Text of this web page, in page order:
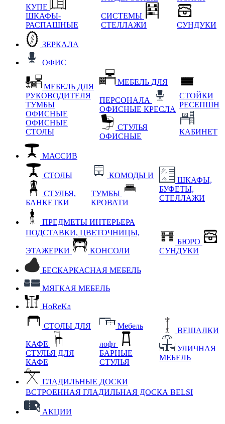
КУПЕ
ШКАФЫ-
РАСПАШНЫЕ
СИСТЕМЫ
СТЕЛЛАЖИ
СУНДУКИ
ЗЕРКАЛА
ОФИС
МЕБЕЛЬ ДЛЯ
РУКОВОДИТЕЛЯ
ТУМБЫ
ОФИСНЫЕ
ОФИСНЫЕ
СТОЛЫ
МЕБЕЛЬ ДЛЯ
ПЕРСОНАЛА
ОФИСНЫЕ КРЕСЛА
СТУЛЬЯ
ОФИСНЫЕ
СТОЙКИ
РЕСЕПШН
КАБИНЕТ
МАССИВ
СТОЛЫ
СТУЛЬЯ,
БАНКЕТКИ
КОМОДЫ И
ТУМБЫ
КРОВАТИ
ШКАФЫ,
БУФЕТЫ,
СТЕЛЛАЖИ
ПРЕДМЕТЫ ИНТЕРЬЕРА
ПОДСТАВКИ, ЦВЕТОЧНИЦЫ,
ЭТАЖЕРКИ КОНСОЛИ
БЮРО
СУНДУКИ
БЕСКАРКАСНАЯ МЕБЕЛЬ
МЯГКАЯ МЕБЕЛЬ
HoReKa
СТОЛЫ ДЛЯ
КАФЕ
СТУЛЬЯ ДЛЯ
КАФЕ
Мебель
лофт
БАРНЫЕ
СТУЛЬЯ
ВЕШАЛКИ
УЛИЧНАЯ
МЕБЕЛЬ
ГЛАДИЛЬНЫЕ ДОСКИ
ВСТРОЕННАЯ ГЛАДИЛЬНАЯ ДОСКА BELSI
АКЦИИ